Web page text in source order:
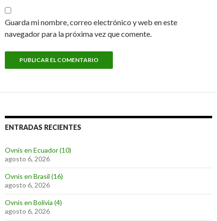
Guarda mi nombre, correo electrónico y web en este
navegador para la próxima vez que comente.
ENTRADAS RECIENTES
Ovnis en Ecuador (10)
agosto 6, 2026
Ovnis en Brasil (16)
agosto 6, 2026
Ovnis en Bolivia (4)
agosto 6, 2026